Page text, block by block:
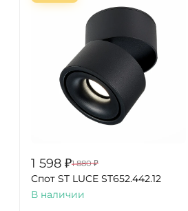
1 598 ₽1 880 ₽
Спот ST LUCE ST652.442.12
В наличии